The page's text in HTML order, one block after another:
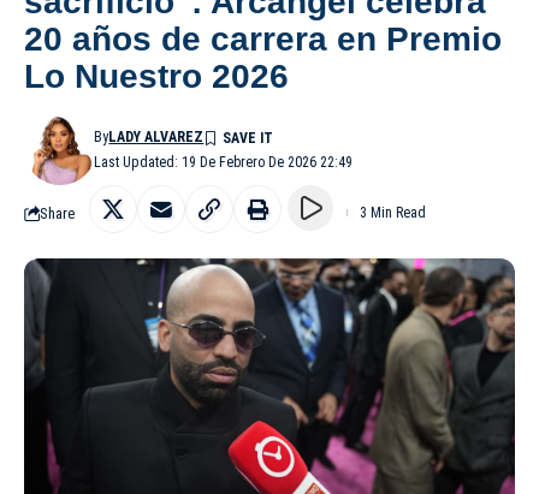
20 años de carrera en Premio
Lo Nuestro 2026
Last Updated: 19 De Febrero De 2026 22:49
ByLADY ALVAREZ
Share 3 Min Read